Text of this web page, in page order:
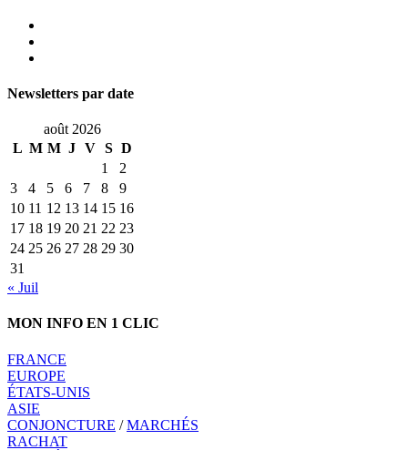
Newsletters par date
août 2026
L M M J V S D
1
2
3
4 5 6 7 8
9
10 11 12 13 14 15 16
17 18 19 20 21 22 23
24 25 26 27 28 29 30
31
« Juil
MON INFO EN 1 CLIC
FRANCE
EUROPE
ÉTATS-UNIS
ASIE
CONJONCTURE /MARCHÉS
RACHAT